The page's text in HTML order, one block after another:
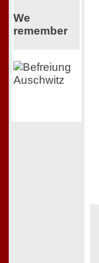
We
remember